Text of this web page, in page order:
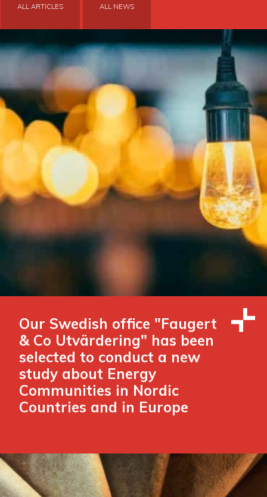
ALL ARTICLES ALL NEWS
Our Swedish office "Faugert
& Co Utvärdering" has been
selected to conduct a new
study about Energy
Communities in Nordic
Countries and in Europe